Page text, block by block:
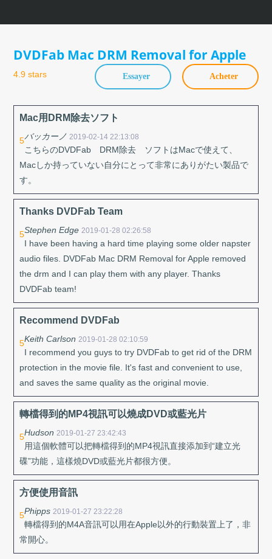
DVDFab Mac DRM Removal for Apple
4.9 stars Essayer Acheter
Mac用DRM除去ソフト
5バッカーノ 2019-02-14 22:13:08
こちらのDVDFab DRM除去 ソフトはMacで使えて、
Macしか持っていない自分にとって非常にありがたい製品で
す。
Thanks DVDFab Team
5Stephen Edge 2019-01-28 02:26:58
I have been having a hard time playing some older napster
audio files. DVDFab Mac DRM Removal for Apple removed
the drm and I can play them with any player. Thanks
DVDFab team!
Recommend DVDFab
5Keith Carlson 2019-01-28 02:10:59
I recommend you guys to try DVDFab to get rid of the DRM
protection in the movie file. It's fast and convenient to use,
and saves the same quality as the original movie.
轉檔得到的MP4視訊可以燒成DVD或藍光片
5Hudson 2019-01-27 23:42:43
用這個軟體可以把轉檔得到的MP4視訊直接添加到“建立光
碟”功能，這樣燒DVD或藍光片都很方便。
方便使用音訊
5Phipps 2019-01-27 23:22:28
轉檔得到的M4A音訊可以用在Apple以外的行動裝置上了，非
常開心。